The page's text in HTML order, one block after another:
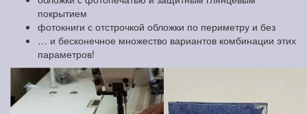
покрытием
фотокниги с отстрочкой обложки по периметру и без
… и бесконечное множество вариантов комбинации этих
параметров!